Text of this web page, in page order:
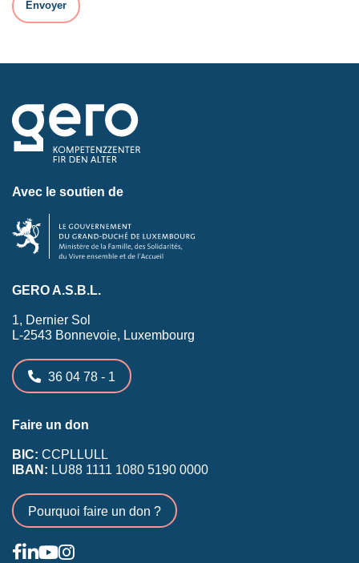
Avec le soutien de
GERO A.S.B.L.
1, Dernier Sol
L-2543 Bonnevoie, Luxembourg
36 04 78 - 1
Faire un don
BIC: CCPLLULL
IBAN: LU88 1111 1080 5190 0000
Pourquoi faire un don ?